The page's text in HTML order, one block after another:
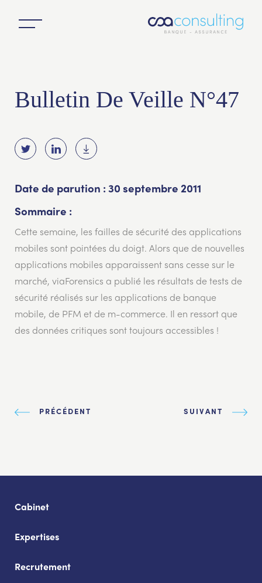
Bulletin De Veille N°47
Date de parution : 30 septembre 2011
Sommaire :
Cette semaine, les failles de sécurité des applications
mobiles sont pointées du doigt. Alors que de nouvelles
applications mobiles apparaissent sans cesse sur le
marché, viaForensics a publié les résultats de tests de
sécurité réalisés sur les applications de banque
mobile, de PFM et de m-commerce. Il en ressort que
des données critiques sont toujours accessibles !
PRÉCÉDENT SUIVANT
Cabinet
Expertises
Recrutement